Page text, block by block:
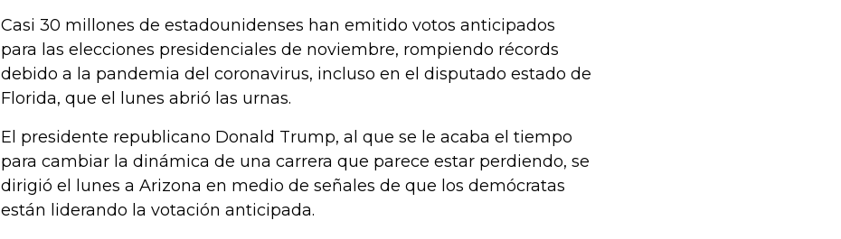
Casi 30 millones de estadounidenses han emitido votos anticipados
para las elecciones presidenciales de noviembre, rompiendo récords
debido a la pandemia del coronavirus, incluso en el disputado estado de
Florida, que el lunes abrió las urnas.
El presidente republicano Donald Trump, al que se le acaba el tiempo
para cambiar la dinámica de una carrera que parece estar perdiendo, se
dirigió el lunes a Arizona en medio de señales de que los demócratas
están liderando la votación anticipada.